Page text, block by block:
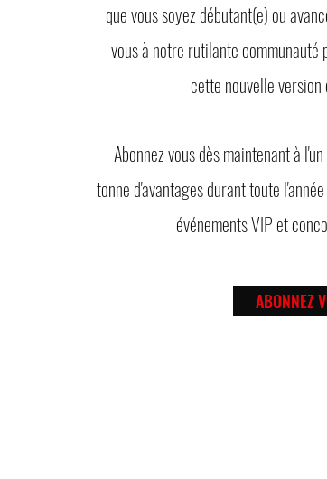
que vous soyez débutant(e) ou
vous à notre rutilante communauté
cette nouvelle version
Abonnez vous dès maintenant à
tonne d'avantages durant toute
événements VIP et
ABONNEZ